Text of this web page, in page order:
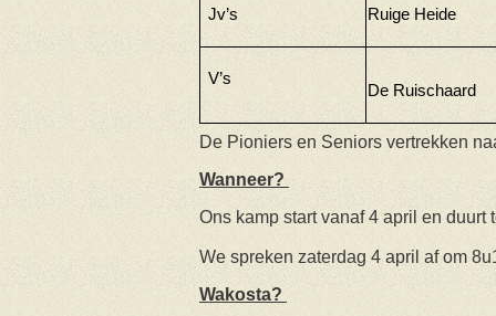
Jv’s Ruige Heide
V’s
De Ruischaard
De Pioniers en Seniors vertrekken
Wanneer?
Ons kamp start vanaf 4 april en duurt
We spreken zaterdag 4 april af om
Wakosta?